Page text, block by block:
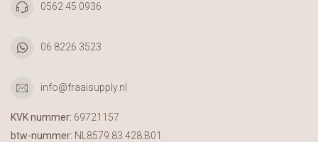
0562 45 0936
06 8226 3523
info@fraaisupply.nl
KVK nummer: 69721157
btw-nummer: NL8579.83.428.B01